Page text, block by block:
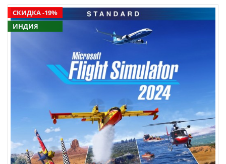
СКИДКА -19%
ИНДИЯ